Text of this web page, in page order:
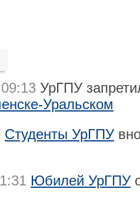
УрГПУ
Уральском
Студенты УрГПУ
Юбилей УрГПУ